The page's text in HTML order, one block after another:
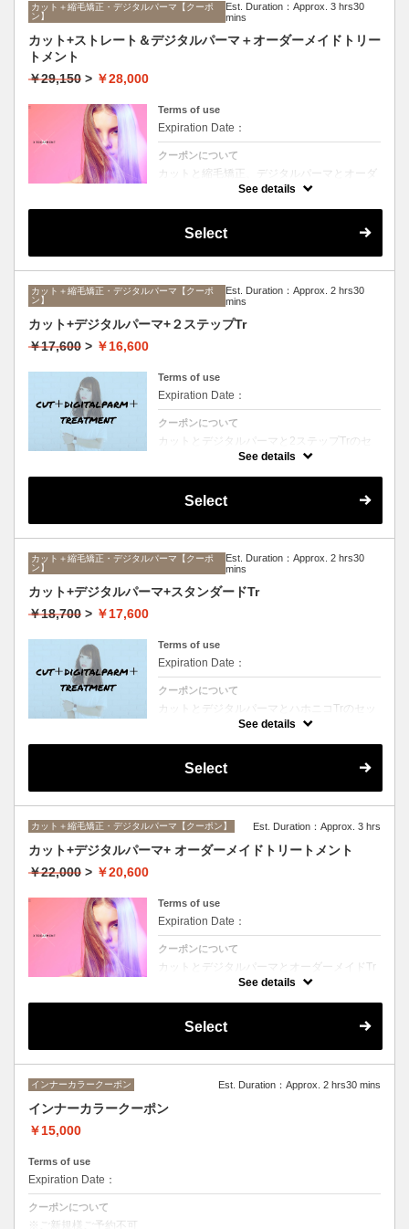
カット＋縮毛矯正・デジタルパーマ【クーポ
ン】
Est. Duration：Approx. 3 hrs30
mins
カット+ストレート＆デジタルパーマ＋オーダーメイドトリー
トメント
￥29,150 > ￥28,000
Terms of use
Expiration Date：
クーポンについて
カットと縮毛矯正、デジタルパーマとオーダ
ーメイドTrのセットメニュー。ボリュームは
リングを楽にしたい方に☆ロング料金なし。
See details
Select
カット＋縮毛矯正・デジタルパーマ【クーポ
ン】
Est. Duration：Approx. 2 hrs30
mins
カット+デジタルパーマ+２ステップTr
￥17,600 > ￥16,600
Terms of use
Expiration Date：
クーポンについて
カットとデジタルパーマと2ステップTrのセ
ットメニュー。毛先ワンカールからふんわり
シャンプー、ブロー込み。
See details
Select
カット＋縮毛矯正・デジタルパーマ【クーポ
ン】
Est. Duration：Approx. 2 hrs30
mins
カット+デジタルパーマ+スタンダードTr
￥18,700 > ￥17,600
Terms of use
Expiration Date：
クーポンについて
カットとデジタルパーマとハホニコTrのセッ
トメニュー。毛先ワンカールからふんわりル
ャンプー、ブロー込み。
See details
Select
カット＋縮毛矯正・デジタルパーマ【クーポン】 Est. Duration：Approx. 3 hrs
カット+デジタルパーマ+ オーダーメイドトリートメント
￥22,000 > ￥20,600
Terms of use
Expiration Date：
クーポンについて
カットとデジタルパーマとオーダーメイドTr
のセットメニュー。抜群の艶！ハリ、コシ！
鮮やかなハイトーンカラーも、極上美しい髪
See details
Select
インナーカラークーポン Est. Duration：Approx. 2 hrs30 mins
インナーカラークーポン
￥15,000
Terms of use
Expiration Date：
クーポンについて
※ご新規様ご予約不可